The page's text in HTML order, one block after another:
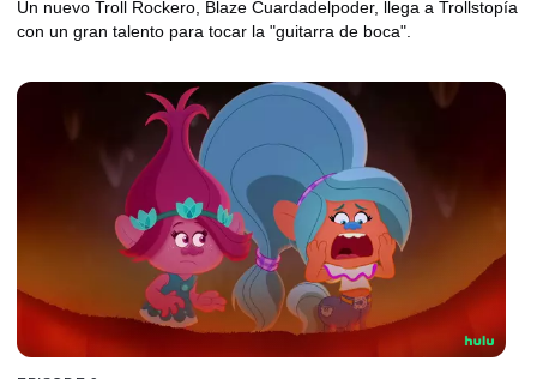
Un nuevo Troll Rockero, Blaze Cuardadelpoder, llega a Trollstopía
con un gran talento para tocar la "guitarra de boca".